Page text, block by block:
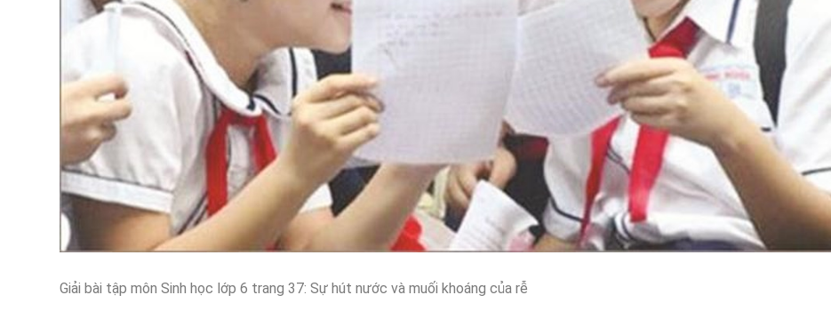
Giải bài tập môn Sinh học lớp 6 trang 37: Sự hút nước và muối khoáng của rễ